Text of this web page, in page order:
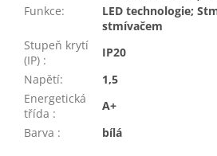
Funkce:
LED technologie;
stmívačem
Stupeň krytí
(IP) :
IP20
Napětí:
1,5
Energetická
třída :
A+
Barva : bílá